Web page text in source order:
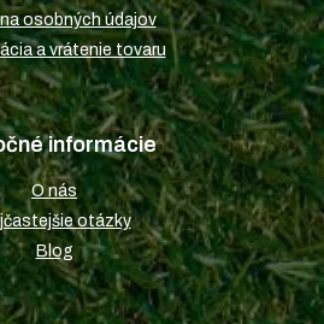
osobných údajov
a vrátenie tovaru
informácie
O nás
otázky
Blog